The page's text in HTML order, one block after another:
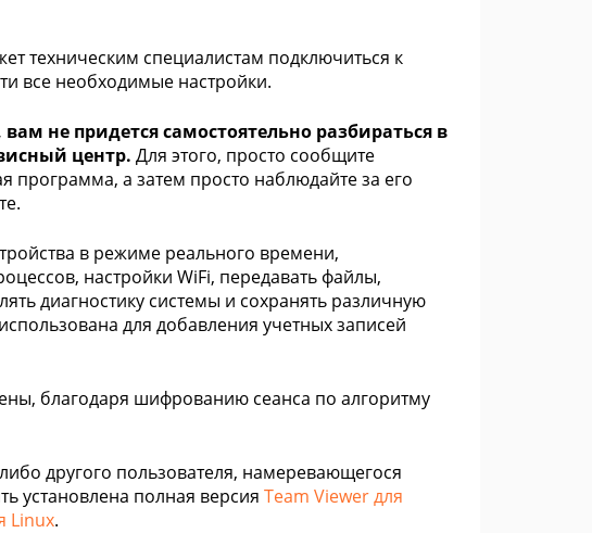
техническим специалистам подключиться к
все необходимые настройки.
не придется самостоятельно разбираться в
центр. Для этого, просто сообщите
программа, а затем просто наблюдайте за его
в режиме реального времени,
настройки WiFi, передавать файлы,
диагностику системы и сохранять различную
для добавления учетных записей
благодаря шифрованию сеанса по алгоритму
другого пользователя, намеревающегося
установлена полная версия Team Viewer для
Linux.